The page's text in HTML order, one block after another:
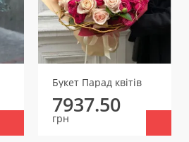
Букет Парад квітів
7937.50
грн